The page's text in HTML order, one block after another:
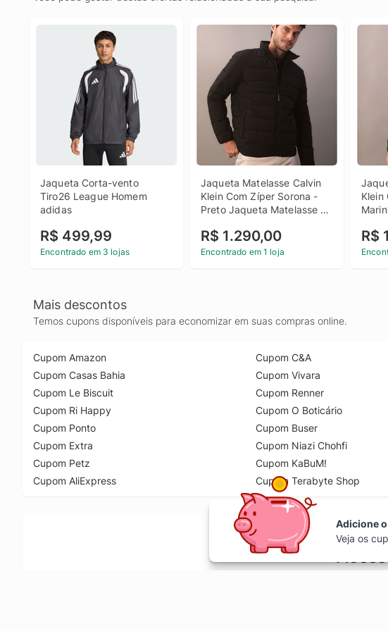
Jaqueta Corta-vento
Tiro26 League Homem
adidas
R$ 499,99
Encontrado em 3 lojas
Jaqueta Matelasse Calvin
Klein Com Zíper Sorona -
Preto Jaqueta Matelasse
Sorona Preto Gg
R$ 1.290,00
Encontrado em 1 loja
Klein
R$
Mais descontos
Temos cupons disponíveis para economizar em suas compras online.
Cupom Amazon
Cupom Casas Bahia
Cupom Le Biscuit
Cupom Ri Happy
Cupom Ponto
Cupom Extra
Cupom Petz
Cupom AliExpress
Cupom C&A
Cupom Vivara
Cupom Renner
Cupom O Boticário
Cupom Buser
Cupom Niazi Chohfi
Cupom KaBuM!
Cupom Terabyte Shop
Adicione
Veja os